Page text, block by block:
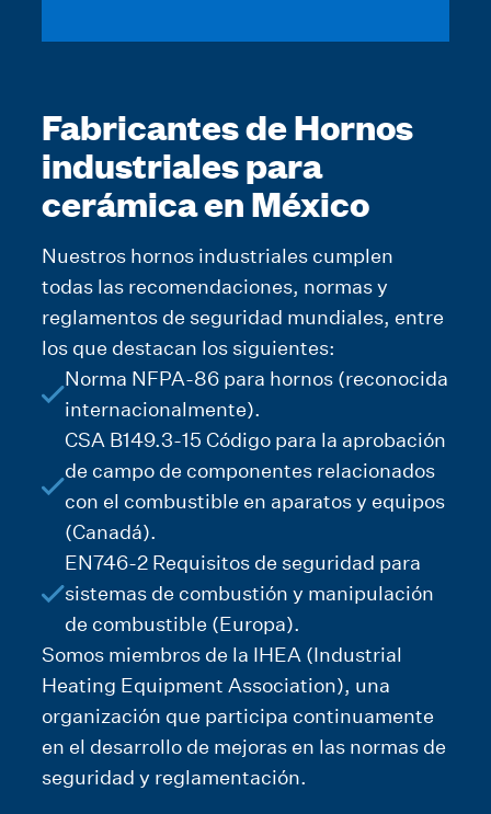
Fabricantes de Hornos
industriales para
cerámica en México
Nuestros hornos industriales cumplen
todas las recomendaciones, normas y
reglamentos de seguridad mundiales, entre
los que destacan los siguientes:
Norma NFPA-86 para hornos (reconocida
internacionalmente).
CSA B149.3-15 Código para la aprobación
de campo de componentes relacionados
con el combustible en aparatos y equipos
(Canadá).
EN746-2 Requisitos de seguridad para
sistemas de combustión y manipulación
de combustible (Europa).
Somos miembros de la IHEA (Industrial
Heating Equipment Association), una
organización que participa continuamente
en el desarrollo de mejoras en las normas de
seguridad y reglamentación.